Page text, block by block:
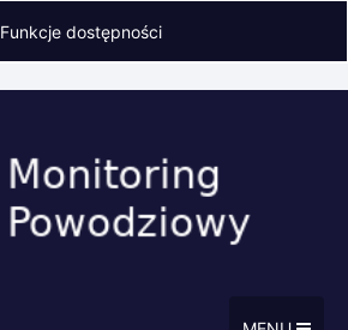
Funkcje dostępności